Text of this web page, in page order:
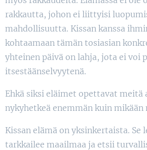
rakkautta, johon ei liittyisi
mahdollisuutta. Kissan kanssa
kohtaamaan tämän tosiasian
yhteinen päivä on lahja, jota ei voi
itsestäänselvyytenä.
Ehkä siksi eläimet opettavat meitä
nykyhetkeä enemmän kuin mikään
Kissan elämä on yksinkertaista. Se
tarkkailee maailmaa ja etsii